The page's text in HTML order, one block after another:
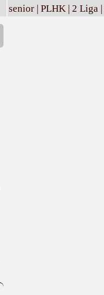
senior | PLHK | 2 Liga |